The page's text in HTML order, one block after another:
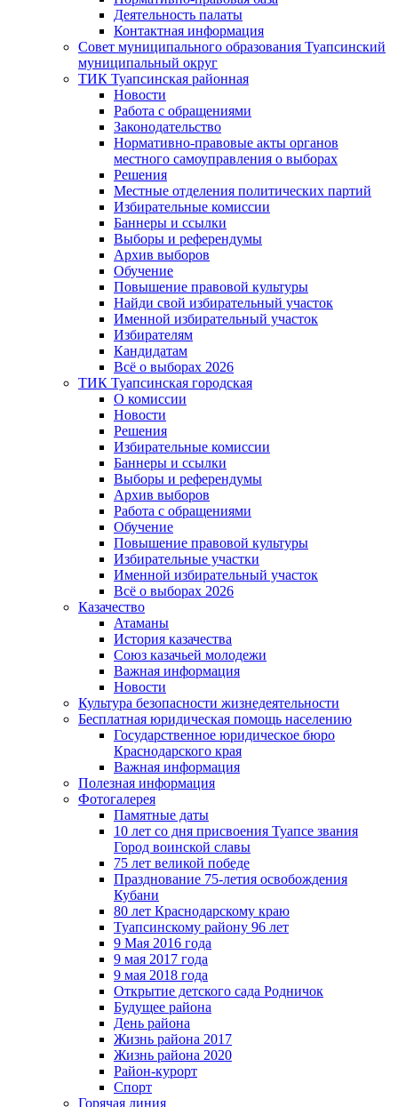
Деятельность палаты
Контактная информация
Совет муниципального образования Туапсинский
муниципальный округ
ТИК Туапсинская районная
Новости
Работа с обращениями
Законодательство
Нормативно-правовые акты органов
местного самоуправления о выборах
Решения
Местные отделения политических партий
Избирательные комиссии
Баннеры и ссылки
Выборы и референдумы
Архив выборов
Обучение
Повышение правовой культуры
Найди свой избирательный участок
Именной избирательный участок
Избирателям
Кандидатам
Всё о выборах 2026
ТИК Туапсинская городская
О комиссии
Новости
Решения
Избирательные комиссии
Баннеры и ссылки
Выборы и референдумы
Архив выборов
Работа с обращениями
Обучение
Повышение правовой культуры
Избирательные участки
Именной избирательный участок
Всё о выборах 2026
Казачество
Атаманы
История казачества
Союз казачьей молодежи
Важная информация
Новости
Культура безопасности жизнедеятельности
Бесплатная юридическая помощь населению
Государственное юридическое бюро
Краснодарского края
Важная информация
Полезная информация
Фотогалерея
Памятные даты
10 лет со дня присвоения Туапсе звания
Город воинской славы
75 лет великой победе
Празднование 75-летия освобождения
Кубани
80 лет Краснодарскому краю
Туапсинскому району 96 лет
9 Мая 2016 года
9 мая 2017 года
9 мая 2018 года
Открытие детского сада Родничок
Будущее района
День района
Жизнь района 2017
Жизнь района 2020
Район-курорт
Спорт
Горячая линия